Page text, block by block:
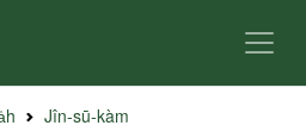
Jîn-sū-kàm